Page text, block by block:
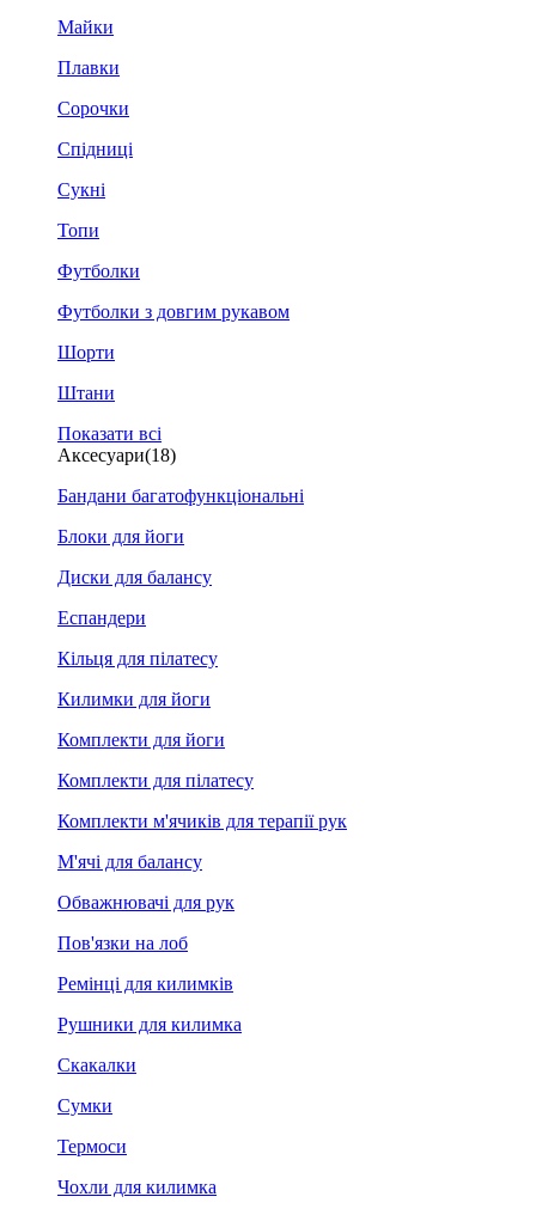
Майки
Плавки
Сорочки
Спідниці
Сукні
Топи
Футболки
Футболки з довгим рукавом
Шорти
Штани
Показати всі
Аксесуари(18)
Бандани багатофункціональні
Блоки для йоги
Диски для балансу
Еспандери
Кільця для пілатесу
Килимки для йоги
Комплекти для йоги
Комплекти для пілатесу
Комплекти м'ячиків для терапії рук
М'ячі для балансу
Обважнювачі для рук
Пов'язки на лоб
Ремінці для килимків
Рушники для килимка
Скакалки
Сумки
Термоси
Чохли для килимка